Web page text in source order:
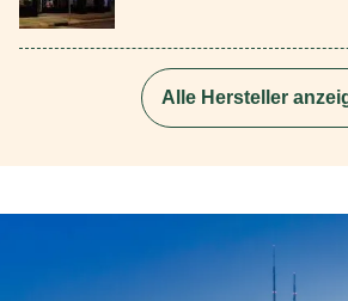
Alle Hersteller